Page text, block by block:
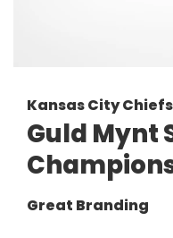
Kansas City Chiefs
Guld Mynt
Great Branding